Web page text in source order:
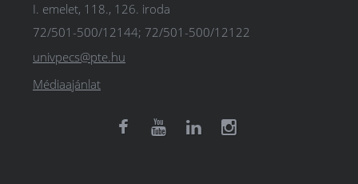
I. emelet, 118., 126. iroda
72/501-500/12144; 72/501-500/12122
univpecs@pte.hu
Médiaajánlat